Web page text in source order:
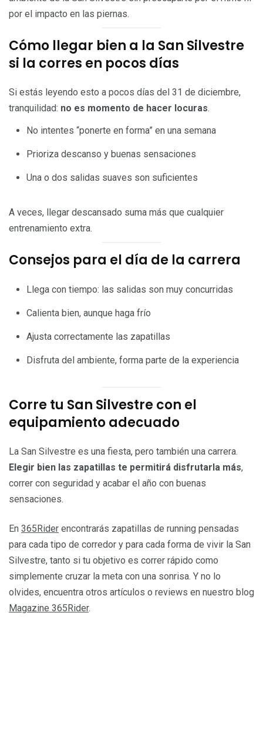
por el impacto en las piernas.
Cómo llegar bien a la San Silvestre
si la corres en pocos días
Si estás leyendo esto a pocos días del 31 de diciembre,
tranquilidad: no es momento de hacer locuras.
No intentes “ponerte en forma” en una semana
Prioriza descanso y buenas sensaciones
Una o dos salidas suaves son suficientes
A veces, llegar descansado suma más que cualquier
entrenamiento extra.
Consejos para el día de la carrera
Llega con tiempo: las salidas son muy concurridas
Calienta bien, aunque haga frío
Ajusta correctamente las zapatillas
Disfruta del ambiente, forma parte de la experiencia
Corre tu San Silvestre con el
equipamiento adecuado
La San Silvestre es una fiesta, pero también una carrera.
Elegir bien las zapatillas te permitirá disfrutarla más,
correr con seguridad y acabar el año con buenas
sensaciones.
En 365Rider encontrarás zapatillas de running pensadas
para cada tipo de corredor y para cada forma de vivir la San
Silvestre, tanto si tu objetivo es correr rápido como
simplemente cruzar la meta con una sonrisa. Y no lo
olvides, encuentra otros artículos o reviews en nuestro blog
Magazine 365Rider.